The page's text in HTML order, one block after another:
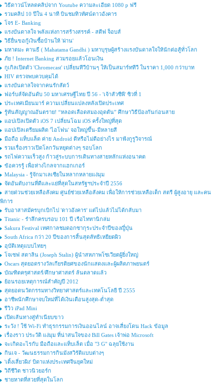
วิธีดาวน์โหลดคลิปจาก Youtube ความละเอียด 1080 p ฟรี
รวมคลิป 10 ปีใน 4 นาที บินชมทิวทัศน์ดาวอังคาร
โจร E- Banking
แรงบันดาลใจ พลังแห่งการสร้างสรรค์ - สตีฟ จ็อบส์
วิธียื่นขอกู้เงินซื้อบ้านให้ 'ผ่าน'
มหาตมะ คานธี ( Mahatama Gandhi ) มหาบุรุษผู้สร้างแรงบันดาลใจให้นักต่อสู้ทั่วโลก
ภัย ! Internet Banking สวมรอยแล้วโอนเงิน
กูเกิลเปิดตัว 'Chromecast' เปลี่ยนทีวีบ้านๆ ให้เป็นสมาร์ททีวี ในราคา 1,000 กว่าบาท
HIV ตรวจพบควบคุมได้
แรงบันดาลใจจากคนรักสัตว์
ฟอร์บส์จัดอันดับ 50 มหาเศรษฐีไทย ปี 56 - 'เจ้าสัวซีพี' ซิวที่ 1
ประเทศเมียนมาร์ ความเปลี่ยนแปลงหลังเปิดประเทศ
รู้ทันสัญญาณอันตราย! “หลอดเลือดสมองอุดตัน” ศึกษาวิธีป้องกันก่อนสาย
แอปเปิลเปิดตัว iOS 7 เปลี่ยนโฉม iOS ครั้งใหญ่ที่สุด
แอปเปิลเตรียมผลิต 'ไอโฟน' จอใหญ่ขึ้น-มีหลายสี
มือถือ แท็บแล็ต ค่าย Android ดีหรือไม่ดีอย่างไร มาฟังกูรูวิจารณ์
รวมเรื่องราวเปิดโลกวันหยุดต่างๆ รอบโลก
รถไฟความเร็วสูง ก้าวสู่ระบบการเดินทางสายหลักแห่งอนาคต
ข้อควรรู้ เพื่อห่างไกลจากแฮกเกอร์
Malaysia - รู้จักมาเลเซียในหลากหลายแง่มุม
จัดอันดับงานที่ดีและแย่ที่สุดในสหรัฐฯประจำปี 2556
สายด่วนช่วยเหลือสังคม ศูนย์ช่วยเหลือสังคม เพื่อให้การช่วยเหลือเด็ก สตรี ผู้สูงอายุ และคน
พิการ
รับอาสาสมัครบุกเบิกไป 'ดาวอังคาร' แต่ไปแล้วไม่ได้กลับมา
Titanic - รำลึกครบรอบ 101 ปี เรือไททานิกล่ม
Sakura Festival เทศกาลชมดอกซากุระประจำปีของญี่ปุ่น
South Africa กว่า 20 ปีของการสิ้นสุดลัทธิเหยียดผิว
อุบัติเหตุแบบไทยๆ
โจเซฟ สตาลิน (Joseph Stalin) ผู้นำสหภาพโซเวียตผู้ยิ่งใหญ่
Oscars สุดยอดรางวัลเกียรติยศของนักแสดงและผู้ผลิตภาพยนตร์
บัณฑิตครุศาสตร์/ศึกษาศาสตร์ ล้นตลาดแล้ว
ย้อนรอยเหตุการณ์สำคัญปี 2012
สุดยอดนวัตกรรมทางวิทยาศาสตร์และเทคโนโลยี ปี 2555
อาชีพนักศึกษาจบใหม่ที่ได้เงินเดือนสูงสุด-ต่ำสุด
รีวิว iPad Mini
เปิดเส้นทางสู่ทำเนียบขาว
ระวัง ! ใช้ Wi-Fi ทำธุรกรรมการเงินออนไลน์ อาจเสี่ยงโดน Hack ข้อมูล
เรื่องราว ประวัติ แง่มุม ที่น่าสนใจของ Bill Gates เจ้าพ่อ Microsoft
จะเกิดอะไรกับ มือถือและแท็บเล็ต เมื่อ "3 G" ฉลุยใช้งาน
กินเจ - วัฒนธรรมการกินมังสวิรัติแบบต่างๆ
'เติ้งเสี่ยวผิง' บิดาแห่งประเทศจีนยุคใหม่
วิถีชีวิต ชาวนิวยอร์ก
ชายหาดที่สวยที่สุดในโลก